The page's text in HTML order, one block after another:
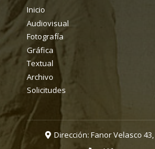
Inicio
Audiovisual
Fotografía
Gráfica
Textual
Archivo
Solicitudes
Dirección: Fanor Velasco